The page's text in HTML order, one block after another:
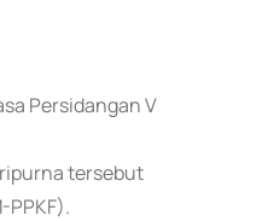
Persidangan V
tersebut
PPKF).